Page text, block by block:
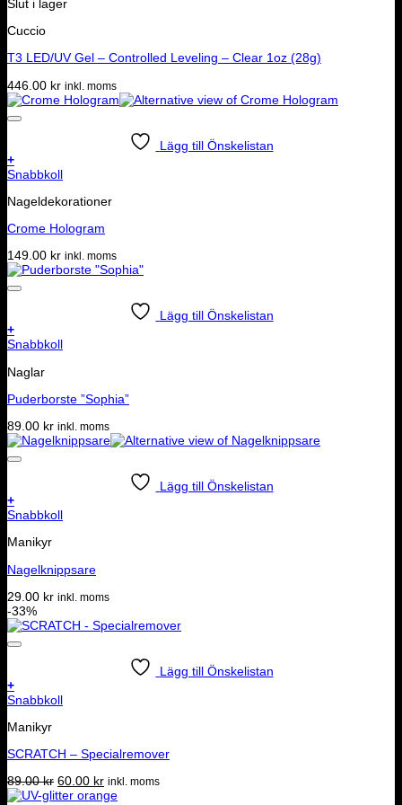
Slut i lager
Cuccio
T3 LED/UV Gel – Controlled Leveling – Clear 1oz (28g)
446.00 kr inkl. moms
Lägg till Önskelistan
+
Snabbkoll
Nageldekorationer
Crome Hologram
149.00 kr inkl. moms
Lägg till Önskelistan
+
Snabbkoll
Naglar
Puderborste ”Sophia”
89.00 kr inkl. moms
Lägg till Önskelistan
+
Snabbkoll
Manikyr
Nagelknippsare
29.00 kr inkl. moms
-33%
Lägg till Önskelistan
+
Snabbkoll
Manikyr
SCRATCH – Specialremover
89.00kr Det
ursprungliga
60.00 krDet
nuvarande
inkl. moms